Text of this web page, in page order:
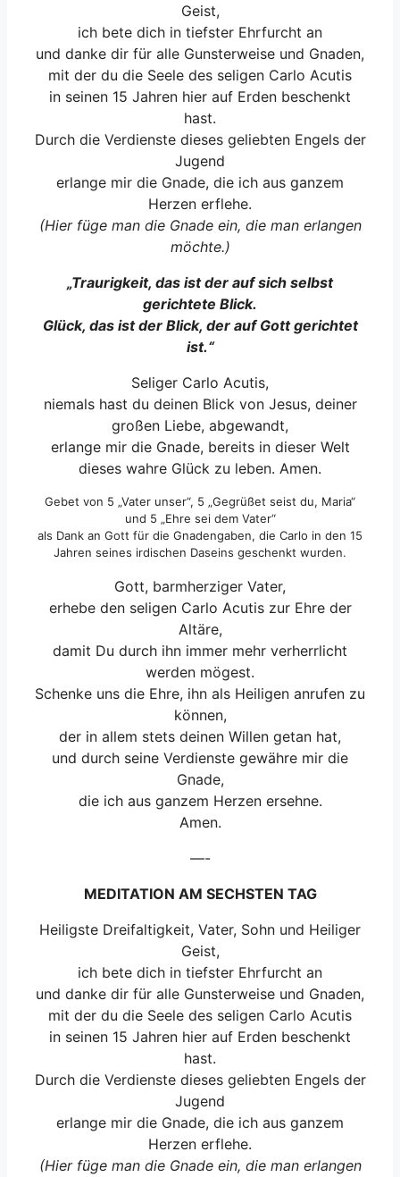
Geist,
ich bete dich in tiefster Ehrfurcht an
und danke dir für alle Gunsterweise und Gnaden,
mit der du die Seele des seligen Carlo Acutis
in seinen 15 Jahren hier auf Erden beschenkt
hast.
Durch die Verdienste dieses geliebten Engels der
Jugend
erlange mir die Gnade, die ich aus ganzem
Herzen erflehe.
(Hier füge man die Gnade ein, die man erlangen
möchte.)
„Traurigkeit, das ist der auf sich selbst
gerichtete Blick.
Glück, das ist der Blick, der auf Gott gerichtet
ist.“
Seliger Carlo Acutis,
niemals hast du deinen Blick von Jesus, deiner
großen Liebe, abgewandt,
erlange mir die Gnade, bereits in dieser Welt
dieses wahre Glück zu leben. Amen.
Gebet von 5 „Vater unser“, 5 „Gegrüßet seist du, Maria“
und 5 „Ehre sei dem Vater“
als Dank an Gott für die Gnadengaben, die Carlo in den 15
Jahren seines irdischen Daseins geschenkt wurden.
Gott, barmherziger Vater,
erhebe den seligen Carlo Acutis zur Ehre der
Altäre,
damit Du durch ihn immer mehr verherrlicht
werden mögest.
Schenke uns die Ehre, ihn als Heiligen anrufen zu
können,
der in allem stets deinen Willen getan hat,
und durch seine Verdienste gewähre mir die
Gnade,
die ich aus ganzem Herzen ersehne.
Amen.
—-
MEDITATION AM SECHSTEN TAG
Heiligste Dreifaltigkeit, Vater, Sohn und Heiliger
Geist,
ich bete dich in tiefster Ehrfurcht an
und danke dir für alle Gunsterweise und Gnaden,
mit der du die Seele des seligen Carlo Acutis
in seinen 15 Jahren hier auf Erden beschenkt
hast.
Durch die Verdienste dieses geliebten Engels der
Jugend
erlange mir die Gnade, die ich aus ganzem
Herzen erflehe.
(Hier füge man die Gnade ein, die man erlangen